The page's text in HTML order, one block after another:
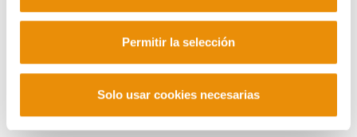
Permitir la selección
Solo usar cookies necesarias